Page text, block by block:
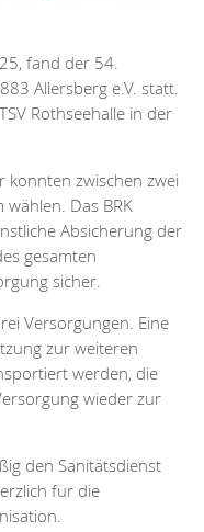
fand der 54.
Allersberg e.V. statt.
Rothseehalle in der
konnten zwischen zwei
Das BRK
Absicherung der
gesamten
sicher.
Versorgungen. Eine
zur weiteren
werden, die
wieder zur
den Sanitätsdienst
für die